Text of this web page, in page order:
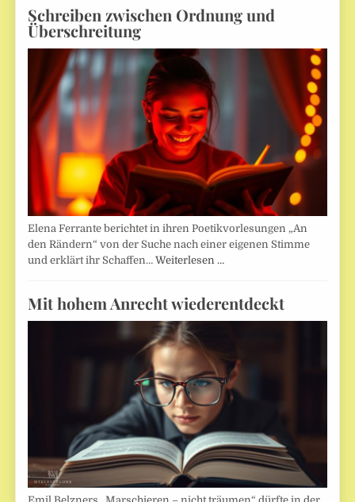
Schreiben zwischen Ordnung und
Überschreitung
Elena Ferrante berichtet in ihren Poetikvorlesungen „An
den Rändern“ von der Suche nach einer eigenen Stimme
und erklärt ihr Schaffen…Weiterlesen …
Mit hohem Anrecht wiederentdeckt